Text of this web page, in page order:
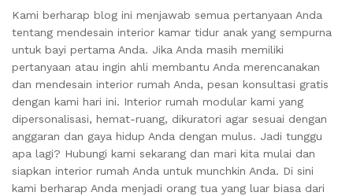
Kami berharap blog ini menjawab semua pertanyaan Anda
tentang mendesain interior kamar tidur anak yang sempurna
untuk bayi pertama Anda. Jika Anda masih memiliki
pertanyaan atau ingin ahli membantu Anda merencanakan
dan mendesain interior rumah Anda, pesan konsultasi gratis
dengan kami hari ini. Interior rumah modular kami yang
dipersonalisasi, hemat-ruang, dikuratori agar sesuai dengan
anggaran dan gaya hidup Anda dengan mulus. Jadi tunggu
apa lagi? Hubungi kami sekarang dan mari kita mulai dan
siapkan interior rumah Anda untuk munchkin Anda. Di sini
kami berharap Anda menjadi orang tua yang luar biasa dari